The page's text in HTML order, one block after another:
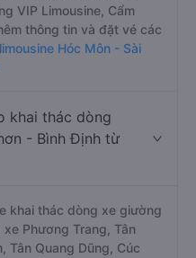
VIP Limousine, Cẩm
thông tin và đặt vé các
Hóc Môn - Sài
khai thác dòng
- Bình Định từ
khai thác dòng xe giường
Phương Trang, Tân
Tân Quang Dũng, Cúc